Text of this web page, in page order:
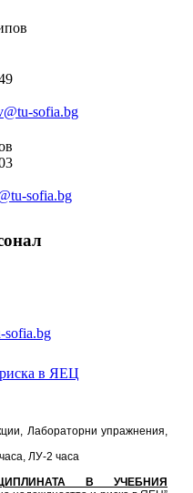
sofia.bg
sofia.bg
sofia.bg
в ЯЕЦ
Лабораторни упражнения,
ЛУ-2 часа
В УЧЕБНИЯ